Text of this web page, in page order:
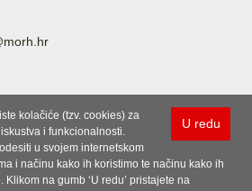
U redu
kolačiće (tzv. cookies) za
i funkcionalnosti.
u svojem internetskom
i načinu kako ih koristimo te načinu kako ih
na gumb ‘U redu’ pristajete na